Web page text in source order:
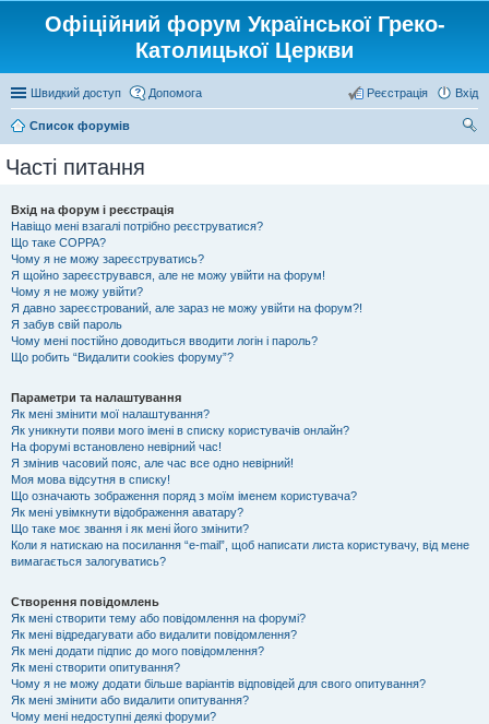
Офіційний форум Української Греко-
Католицької Церкви
Швидкий доступ Допомога Вхід
Реєстрація
Список форумів
Часті питання
Вхід на форум і реєстрація
Навіщо мені взагалі потрібно реєструватися?
Що таке COPPA?
Чому я не можу зареєструватись?
Я щойно зареєструвався, але не можу увійти на форум!
Чому я не можу увійти?
Я давно зареєстрований, але зараз не можу увійти на форум?!
Я забув свій пароль
Чому мені постійно доводиться вводити логін і пароль?
Що робить “Видалити cookies форуму”?
Параметри та налаштування
Як мені змінити мої налаштування?
Як уникнути появи мого імені в списку користувачів онлайн?
На форумі встановлено невірний час!
Я змінив часовий пояс, але час все одно невірний!
Моя мова відсутня в списку!
Що означають зображення поряд з моїм іменем користувача?
Як мені увімкнути відображення аватару?
Що таке моє звання і як мені його змінити?
Коли я натискаю на посилання “e-mail”, щоб написати листа користувачу, від мене
вимагається залогуватись?
Створення повідомлень
Як мені створити тему або повідомлення на форумі?
Як мені відредагувати або видалити повідомлення?
Як мені додати підпис до мого повідомлення?
Як мені створити опитування?
Чому я не можу додати більше варіантів відповідей для свого опитування?
Як мені змінити або видалити опитування?
Чому мені недоступні деякі форуми?